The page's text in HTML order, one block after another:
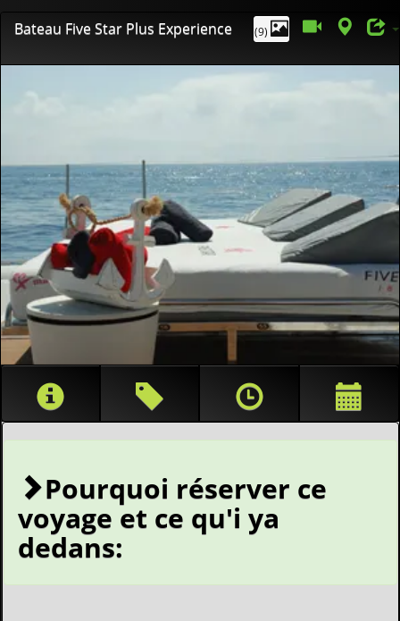
(9)
Bateau Five Star Plus Experience
Pourquoi réserver ce
voyage et ce qu'i ya
dedans: